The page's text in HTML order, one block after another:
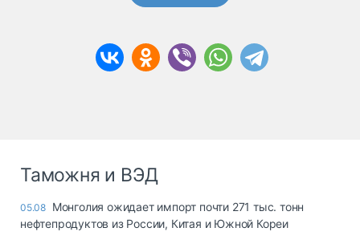
Таможня и ВЭД
05.08 Монголия ожидает импорт почти 271 тыс. тонн
нефтепродуктов из России, Китая и Южной Кореи